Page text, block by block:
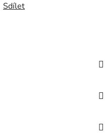
Sdílet